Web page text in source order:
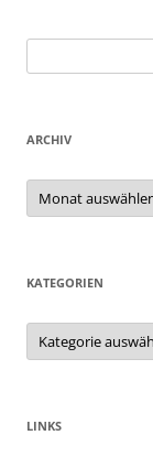
nach:
ARCHIV
Archiv
KATEGORIEN
Kategorien
LINKS